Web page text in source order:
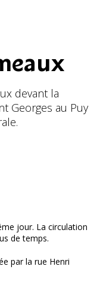
devant la
Georges au Puy
jour. La circulation
de temps.
par la rue Henri